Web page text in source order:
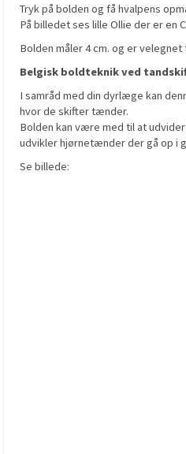
Tryk på bolden og få hvalpens
På billedet ses lille Ollie der er en
Bolden måler 4 cm. og er
Belgisk boldteknik ved
I samråd med din dyrlæge kan
hvor de skifter tænder.
Bolden kan være med til at
udvikler hjørnetænder der gå op i
Se billede: